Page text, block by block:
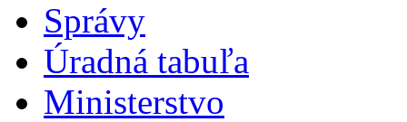
Správy
Úradná tabuľa
Ministerstvo